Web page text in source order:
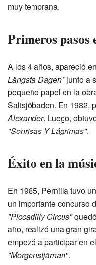
muy temprana.
Primeros pasos
A los 4 años, apareció
Längsta Dagen"junto a
pequeño papel en la
Saltsjöbaden. En 1982,
Alexander. Luego,
"Sonrisas Y Lágrimas".
Éxito en la
En 1985, Pernilla tuvo
un importante concurso
"Piccadilly Circus"
año, realizó una gran
empezó a participar en
"Morgonstjärnan".